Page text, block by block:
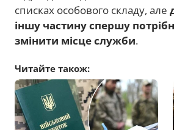
списках особового складу, але
іншу частину спершу
змінити місце служби.
Читайте також: